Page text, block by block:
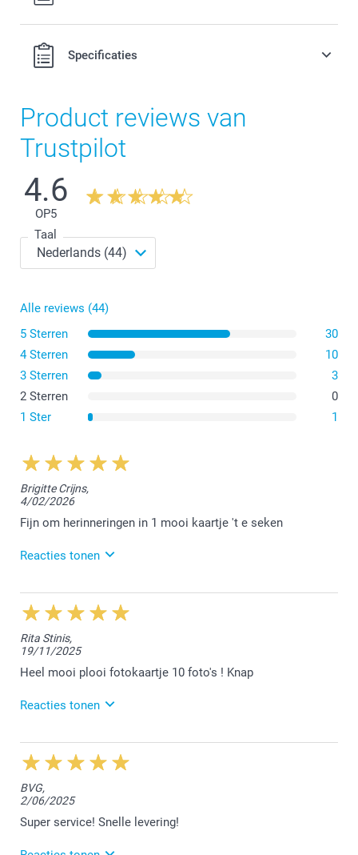
Alle prijzen zijn in EURO (€) inclusief BTW en exclusief
verzendkosten.
Hoeveelheid
1 - 11
12+
Specificaties
Product reviews van
Trustpilot
4.6
OP5
Taal
Alle reviews (44)
5 Sterren
30
4 Sterren
10
3 Sterren
3
2 Sterren
0
1 Ster
1
Brigitte Crijns,
4/02/2026
Fijn om herinneringen in 1 mooi kaartje 't e seken
Reacties tonen
20/03/2026
12:24
Hallo Brigitte,
We zijn blij dat je tevreden bent over het bestelde
kaartje. Geniet van de fijne herinneringen.
Nathalie @smartphoto
Rita Stinis,
19/11/2025
Heel mooi plooi fotokaartje 10 foto's ! Knap
Reacties tonen
24/11/2025
14:30
Hallo Rita,
Bedankt voor jouw positieve feedback op Trustpilot.
We vonden het fijn jouw kaartjes te mogen afwerken.
BVG,
2/06/2025
Super service! Snelle levering!